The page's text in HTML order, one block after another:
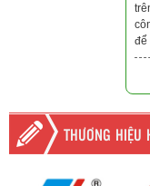
để
THƯƠNG HIỆU